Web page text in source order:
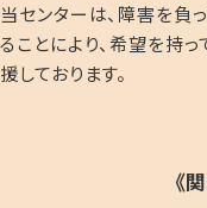
当センターは、障害を負
ることにより、希望を持
援しております。
《